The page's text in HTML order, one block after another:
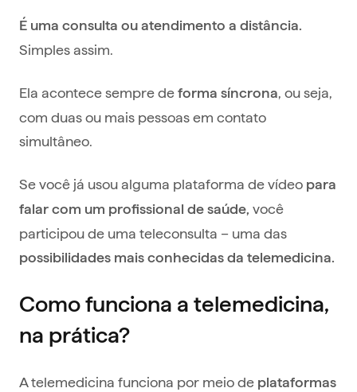
É uma consulta ou atendimento a distância.
Simples assim.
Ela acontece sempre de forma síncrona, ou seja,
com duas ou mais pessoas em contato
simultâneo.
Se você já usou alguma plataforma de vídeo para
falar com um profissional de saúde, você
participou de uma teleconsulta – uma das
possibilidades mais conhecidas da telemedicina.
Como funciona a telemedicina,
na prática?
A telemedicina funciona por meio de plataformas